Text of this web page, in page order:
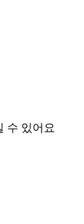
수 있어요